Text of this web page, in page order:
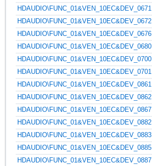
HDAUDIO\FUNC_01&VEN_10EC&DEV_0671
HDAUDIO\FUNC_01&VEN_10EC&DEV_0672
HDAUDIO\FUNC_01&VEN_10EC&DEV_0676
HDAUDIO\FUNC_01&VEN_10EC&DEV_0680
HDAUDIO\FUNC_01&VEN_10EC&DEV_0700
HDAUDIO\FUNC_01&VEN_10EC&DEV_0701
HDAUDIO\FUNC_01&VEN_10EC&DEV_0861
HDAUDIO\FUNC_01&VEN_10EC&DEV_0862
HDAUDIO\FUNC_01&VEN_10EC&DEV_0867
HDAUDIO\FUNC_01&VEN_10EC&DEV_0882
HDAUDIO\FUNC_01&VEN_10EC&DEV_0883
HDAUDIO\FUNC_01&VEN_10EC&DEV_0885
HDAUDIO\FUNC_01&VEN_10EC&DEV_0887